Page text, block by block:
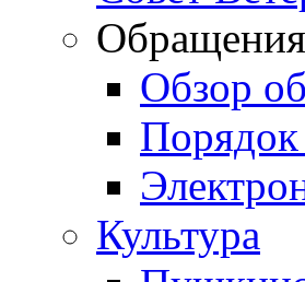
Обзор
Культура